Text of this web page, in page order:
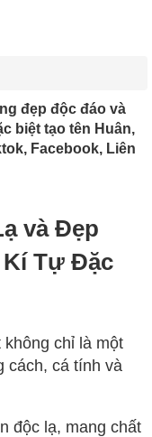
đẹp độc đáo và
biệt tạo tên Huân,
Facebook, Liên
và Đẹp
Kí Tự Đặc
chỉ là một
cách, cá tính và
độc lạ, mang chất